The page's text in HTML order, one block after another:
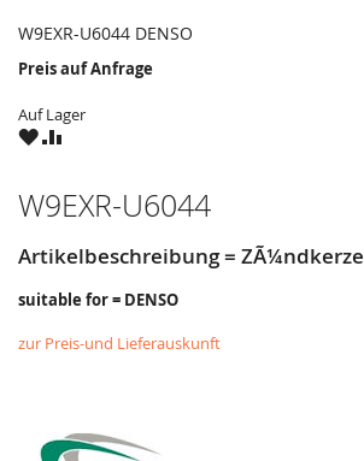
W9EXR-U6044 DENSO
Preis auf Anfrage
Auf Lager
ZUZU
W9EXR-U6044
Artikelbeschreibung = ZÃ¼ndkerze
suitable for = DENSO
zur Preis-und Lieferauskunft